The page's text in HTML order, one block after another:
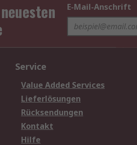
E-Mail-Anschrift
Service
Value Added Services
Lieferlösungen
Rücksendungen
Kontakt
Hilfe